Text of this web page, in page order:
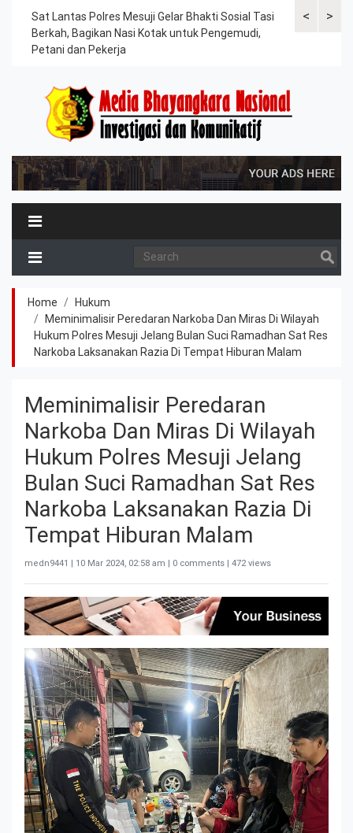
<
Sat Lantas Polres Mesuji Gelar Bhakti Sosial Tasi
Berkah, Bagikan Nasi Kotak untuk Pengemudi,
Petani dan Pekerja
Kapolres
>
Home
Hukum
Meminimalisir Peredaran Narkoba Dan Miras Di Wilayah
Hukum Polres Mesuji Jelang Bulan Suci Ramadhan Sat Res
Narkoba Laksanakan Razia Di Tempat Hiburan Malam
Meminimalisir Peredaran
Narkoba Dan Miras Di Wilayah
Hukum Polres Mesuji Jelang
Bulan Suci Ramadhan Sat Res
Narkoba Laksanakan Razia Di
Tempat Hiburan Malam
medn9441 | 10 Mar 2024, 02:58 am | 0 comments | 472 views